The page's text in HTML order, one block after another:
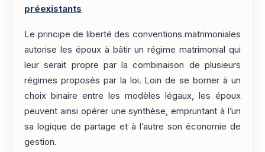
préexistants
Le principe de liberté des conventions matrimoniales
autorise les époux à bâtir un régime matrimonial qui
leur serait propre par la combinaison de plusieurs
régimes proposés par la loi. Loin de se borner à un
choix binaire entre les modèles légaux, les époux
peuvent ainsi opérer une synthèse, empruntant à l’un
sa logique de partage et à l’autre son économie de
gestion.